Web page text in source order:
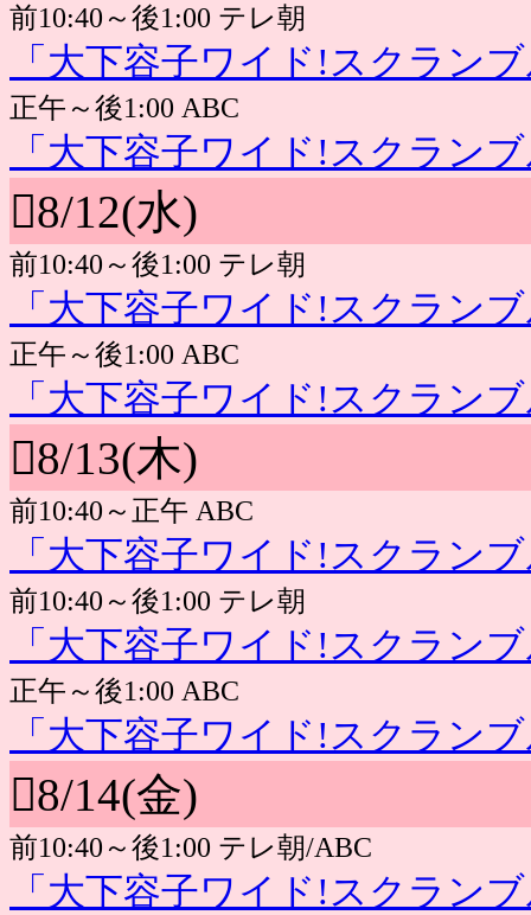
前10:40～後1:00 テレ朝
「大下容子ワイド!スクラン
正午～後1:00 ABC
「大下容子ワイド!スクラン
8/12(水)
前10:40～後1:00 テレ朝
「大下容子ワイド!スクラン
正午～後1:00 ABC
「大下容子ワイド!スクラン
8/13(木)
前10:40～正午 ABC
「大下容子ワイド!スクラン
前10:40～後1:00 テレ朝
「大下容子ワイド!スクラン
正午～後1:00 ABC
「大下容子ワイド!スクラン
8/14(金)
前10:40～後1:00 テレ朝/ABC
「大下容子ワイド!スクラン